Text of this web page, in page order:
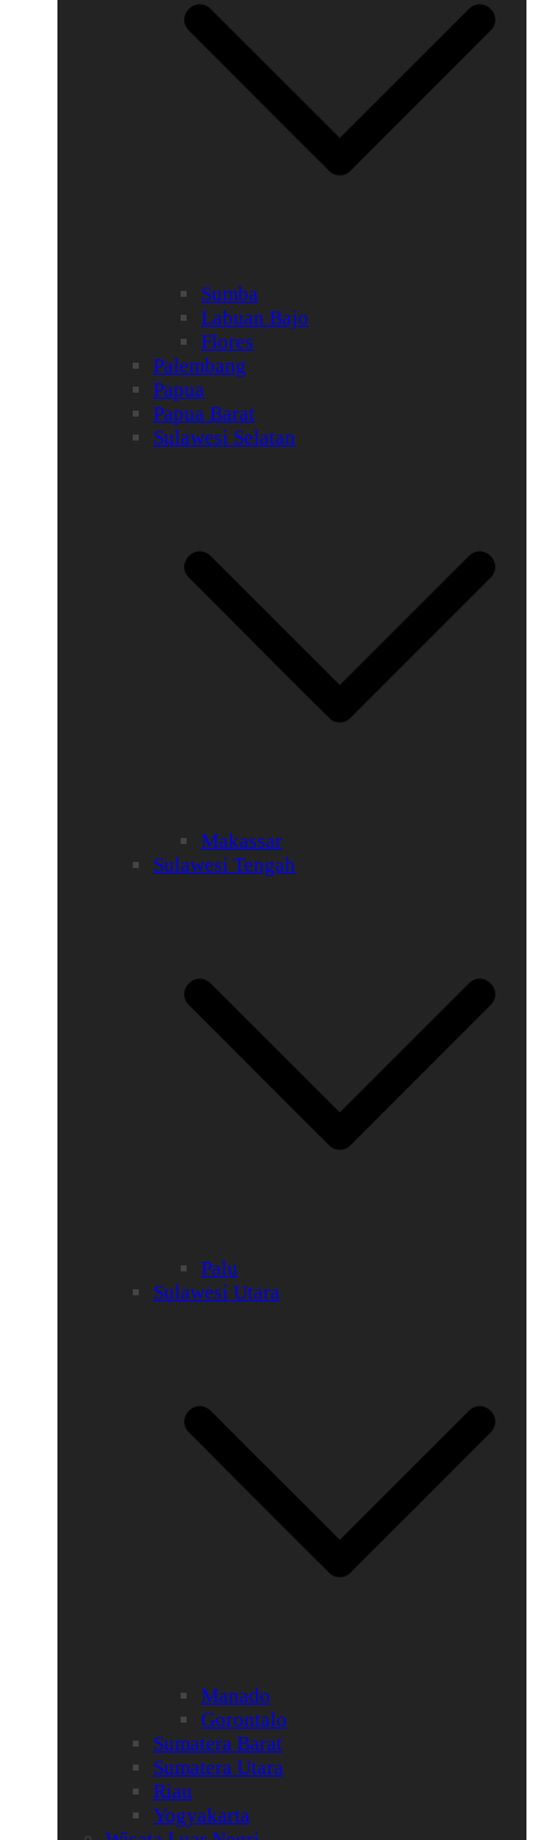
Sumba
Labuan Bajo
Flores
Palembang
Papua
Papua Barat
Sulawesi Selatan
Makassar
Sulawesi Tengah
Palu
Sulawesi Utara
Manado
Gorontalo
Sumatera Barat
Sumatera Utara
Riau
Yogyakarta